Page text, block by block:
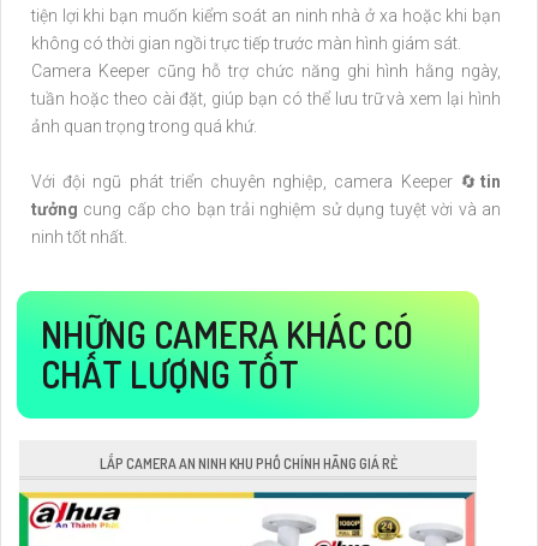
tiện lợi khi bạn muốn kiểm soát an ninh nhà ở xa hoặc khi bạn
không có thời gian ngồi trực tiếp trước màn hình giám sát.
Camera Keeper cũng hỗ trợ chức năng ghi hình hằng ngày,
tuần hoặc theo cài đặt, giúp bạn có thể lưu trữ và xem lại hình
ảnh quan trọng trong quá khứ.
Với đội ngũ phát triển chuyên nghiệp, camera Keeper 🔄 tin
tưởng cung cấp cho bạn trải nghiệm sử dụng tuyệt vời và an
ninh tốt nhất.
NHỮNG CAMERA KHÁC CÓ
CHẤT LƯỢNG TỐT
LẮP CAMERA AN NINH KHU PHỐ CHÍNH HÃNG GIÁ RẺ